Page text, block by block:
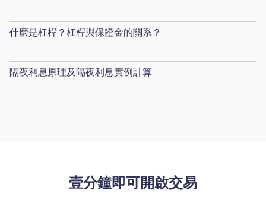
什麽是杠桿？杠桿與保證金的關系？
隔夜利息原理及隔夜利息實例計算
壹分鐘即可開啟交易